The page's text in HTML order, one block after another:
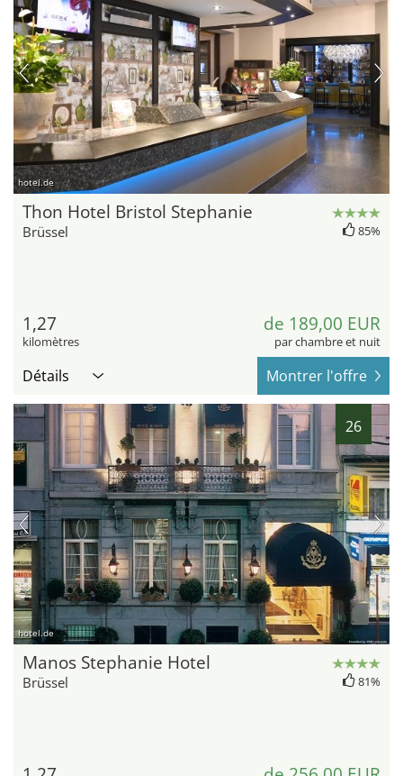
hotel.de
Thon Hotel Bristol Stephanie
Brüssel 85%
1,27
kilomètres
de 189,00 EUR
par chambre et nuit
Détails Montrer l'offre
26
hotel.de
Manos Stephanie Hotel
Brüssel 81%